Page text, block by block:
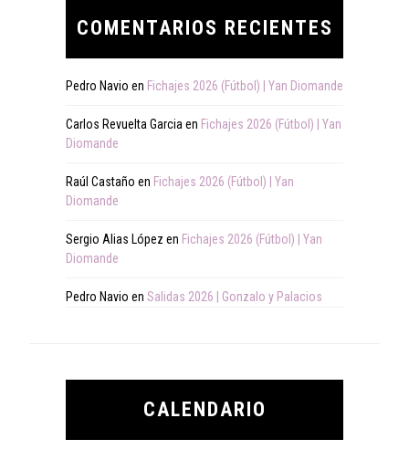
COMENTARIOS RECIENTES
Pedro Navio en Fichajes 2026 (Fútbol) | Yan Diomande
Carlos Revuelta Garcia en Fichajes 2026 (Fútbol) | Yan
Diomande
Raúl Castaño en Fichajes 2026 (Fútbol) | Yan
Diomande
Sergio Alias López en Fichajes 2026 (Fútbol) | Yan
Diomande
Pedro Navio en Salidas 2026 | Gonzalo y Palacios
CALENDARIO